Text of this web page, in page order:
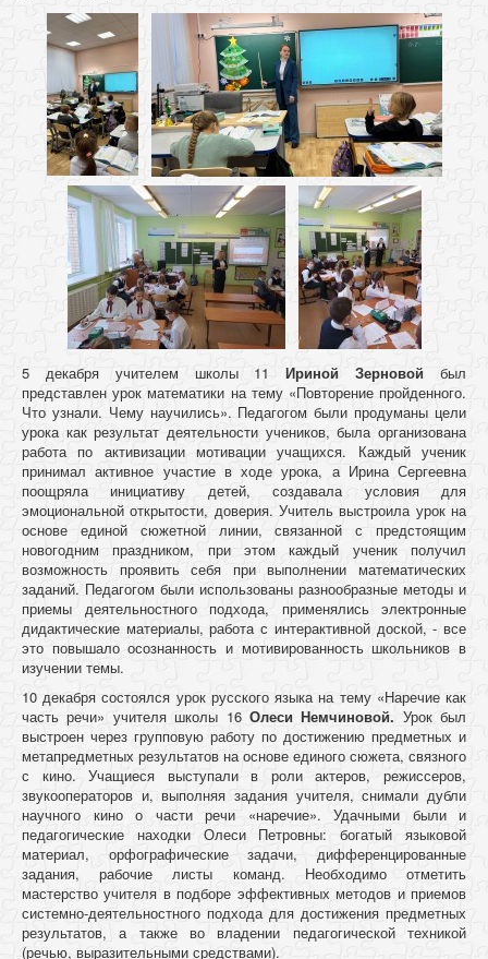
5 декабря учителем школы 11Ириной Зерновой был
представлен урок математики на тему «Повторение пройденного.
Что узнали. Чему научились». Педагогом были продуманы цели
урока как результат деятельности учеников, была организована
работа по активизации мотивации учащихся. Каждый ученик
принимал активное участие в ходе урока, а Ирина Сергеевна
поощряла инициативу детей, создавала условия для
эмоциональной открытости, доверия. Учитель выстроила урок на
основе единой сюжетной линии, связанной с предстоящим
новогодним праздником, при этом каждый ученик получил
возможность проявить себя при выполнении математических
заданий. Педагогом были использованы разнообразные методы и
приемы деятельностного подхода, применялись электронные
дидактические материалы, работа с интерактивной доской, - все
это повышало осознанность и мотивированность школьников в
изучении темы.
10 декабря состоялся урок русского языка на тему «Наречие как
часть речи» учителя школы 16 Олеси Немчиновой. Урок был
выстроен через групповую работу по достижению предметных и
метапредметных результатов на основе единого сюжета, связного
с кино. Учащиеся выступали в роли актеров, режиссеров,
звукооператоров и, выполняя задания учителя, снимали дубли
научного кино о части речи «наречие». Удачными были и
педагогические находки Олеси Петровны: богатый языковой
материал, орфографические задачи, дифференцированные
задания, рабочие листы команд. Необходимо отметить
мастерство учителя в подборе эффективных методов и приемов
системно-деятельностного подхода для достижения предметных
результатов, а также во владении педагогической техникой
(речью, выразительными средствами).